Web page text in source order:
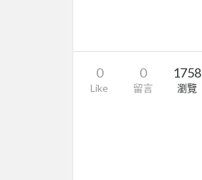
0
Like
0
留言
1758
瀏覽